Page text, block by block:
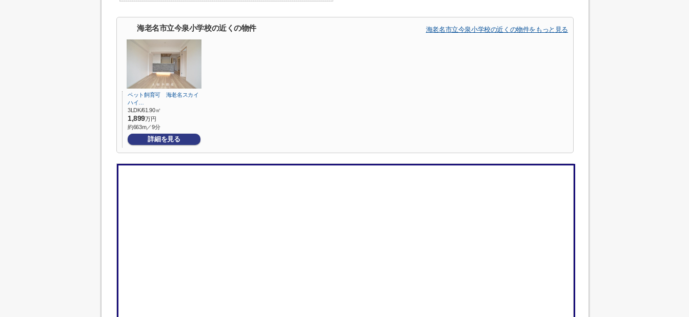
海老名市立今泉小学校の近くの物件 海老名市立今泉小学校の近くの物件をもっと見る
ペット飼育可 海老名スカイ
ハイ…
3LDK/61.90㎡
1,899万円
約663m／9分
詳細を見る